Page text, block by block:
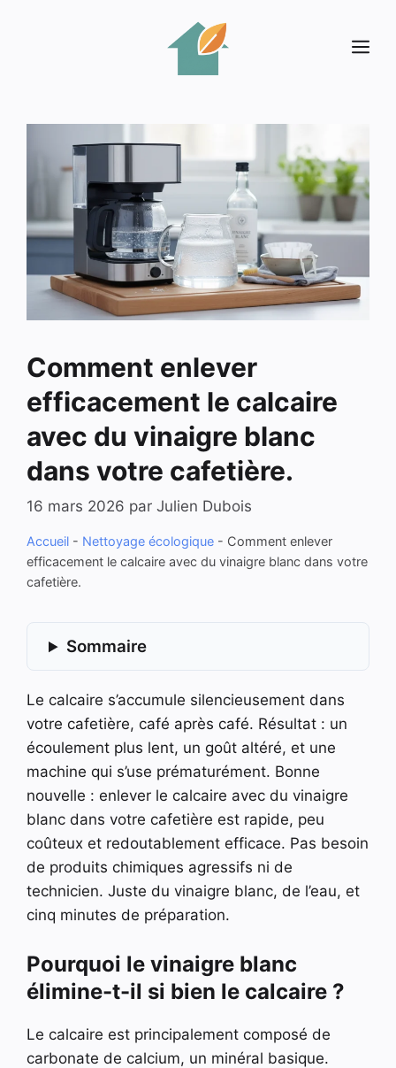
Comment enlever
efficacement le calcaire
avec du vinaigre blanc
dans votre cafetière.
16 mars 2026 par Julien Dubois
Accueil - Nettoyage écologique - Comment enlever
efficacement le calcaire avec du vinaigre blanc dans votre
cafetière.
Sommaire
Le calcaire s’accumule silencieusement dans
votre cafetière, café après café. Résultat : un
écoulement plus lent, un goût altéré, et une
machine qui s’use prématurément. Bonne
nouvelle : enlever le calcaire avec du vinaigre
blanc dans votre cafetière est rapide, peu
coûteux et redoutablement efficace. Pas besoin
de produits chimiques agressifs ni de
technicien. Juste du vinaigre blanc, de l’eau, et
cinq minutes de préparation.
Pourquoi le vinaigre blanc
élimine-t-il si bien le calcaire ?
Le calcaire est principalement composé de
carbonate de calcium, un minéral basique.